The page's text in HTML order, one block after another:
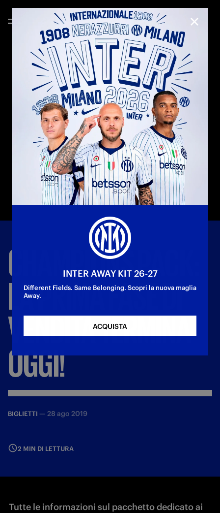
CHAMPIONSPACK:
LAPRIMAFASEDI
VENDITATERMINA
OGGI!
BIGLIETTI — 28 ago 2019
2 MIN DI LETTURA
Tutte le informazioni sul pacchetto dedicato ai
INTER AWAY KIT 26-27
Different Fields. Same Belonging. Scopri la nuova maglia
Away.
ACQUISTA